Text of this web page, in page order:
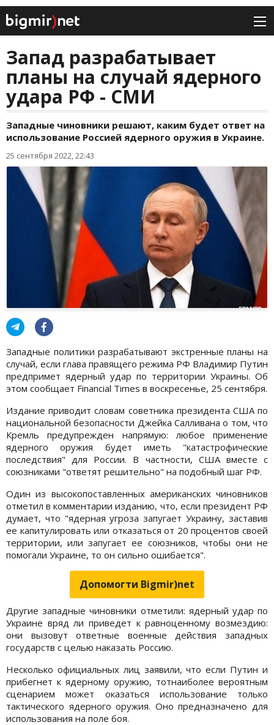
Запад разрабатывает
планы на случай ядерного
удара РФ - СМИ
Западные чиновники решают, каким будет ответ на
использование Россией ядерного оружия в Украине.
25 сентября 2022, 22:43
Западные политики разрабатывают экстренные планы на
случай, если глава правящего режима РФ Владимир Путин
предпримет ядерный удар по территории Украины. Об
этом сообщает Financial Times в воскресенье, 25 сентября.
Издание приводит словам советника президента США по
национальной безопасности Джейка Салливана о том, что
Кремль предупрежден напрямую: любое применение
ядерного оружия будет иметь "катастрофические
последствия" для России. В частности, США вместе с
союзниками "ответят решительно" на подобный шаг РФ.
Один из высокопоставленных американских чиновников
отметил в комментарии изданию, что, если президент РФ
думает, что "ядерная угроза запугает Украину, заставив
ее капитулировать или отказаться от 20 процентов своей
территории, или запугает ее союзников, чтобы они не
помогали Украине, то он сильно ошибается".
Допомогти Bigmir)net
Другие западные чиновники отметили: ядерный удар по
Украине вряд ли приведет к равноценному возмездию:
они вызовут ответные военные действия западных
государств с целью наказать Россию.
Несколько официальных лиц заявили, что если Путин и
прибегнет к ядерному оружию, тотнаиболее вероятным
сценарием может оказаться использование только
тактического ядерного оружия. Оно предназначено для
использования на поле боя.